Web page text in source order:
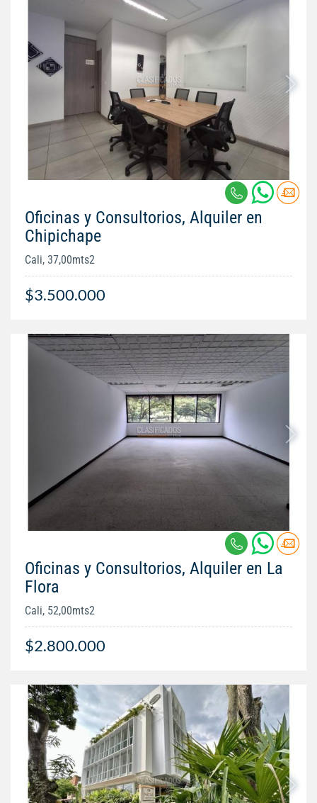
Oficinas y Consultorios, Alquiler en
Chipichape
Cali, 37,00mts2
$3.500.000
Oficinas y Consultorios, Alquiler en La
Flora
Cali, 52,00mts2
$2.800.000